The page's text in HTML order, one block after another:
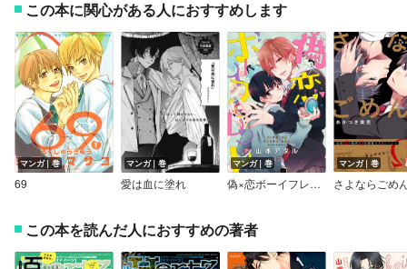
この本に関心がある人におすすめします
マンガ｜巻
69
マンガ｜巻
愛は血に塗れ
マンガ｜巻
偽×恋ボーイフレンド【電子限定かきおろし付】
マンガ｜巻
この本を読んだ人におすすめの著者